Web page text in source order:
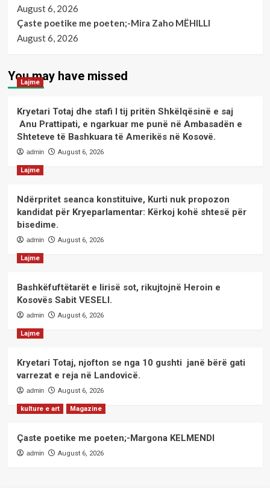
August 6, 2026
Çaste poetike me poeten;-Mira Zaho MËHILLI
August 6, 2026
You may have missed
Lajme
Kryetari Totaj dhe stafi I tij pritën Shkëlqësinë e saj
Anu Prattipati, e ngarkuar me punë në Ambasadën e
Shteteve të Bashkuara të Amerikës në Kosovë.
admin August 6, 2026
Lajme
Ndërpritet seanca konstituive, Kurti nuk propozon
kandidat për Kryeparlamentar: Kërkoj kohë shtesë për
bisedime.
admin August 6, 2026
Lajme
Bashkëfuftëtarët e lirisë sot, rikujtojnë Heroin e
Kosovës Sabit VESELI.
admin August 6, 2026
Lajme
Kryetari Totaj, njofton se nga 10 gushti janë bërë gati
varrezat e reja në Landovicë.
admin August 6, 2026
kulture e art Magazine
Çaste poetike me poeten;-Margona KELMENDI
admin August 6, 2026